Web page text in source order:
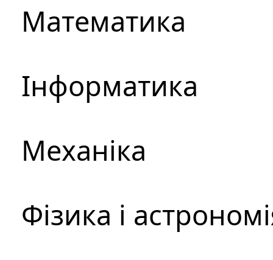
Математика
Інформатика
Механіка
Фізика і